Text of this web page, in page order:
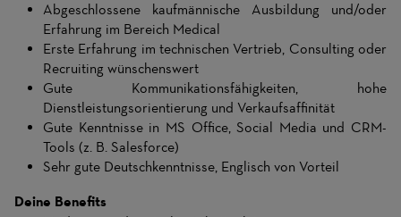
Abgeschlossene kaufmännische Ausbildung und/oder
Erfahrung im Bereich Medical
Erste Erfahrung im technischen Vertrieb, Consulting oder
Recruiting wünschenswert
Gute Kommunikationsfähigkeiten, hohe
Dienstleistungsorientierung und Verkaufsaffinität
Gute Kenntnisse in MS Office, Social Media und CRM-
Tools (z. B. Salesforce)
Sehr gute Deutschkenntnisse, Englisch von Vorteil
Deine Benefits